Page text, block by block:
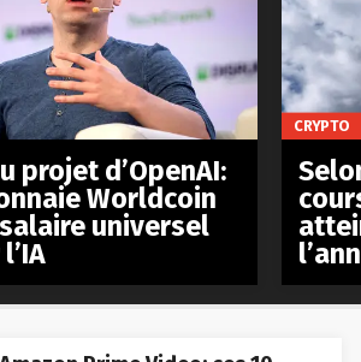
projet d’OpenAI:
Worldcoin
universel
CRYPTO